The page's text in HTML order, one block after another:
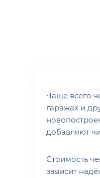
Чаще всего
гаражах и
добавляют
Стоимость
зависит